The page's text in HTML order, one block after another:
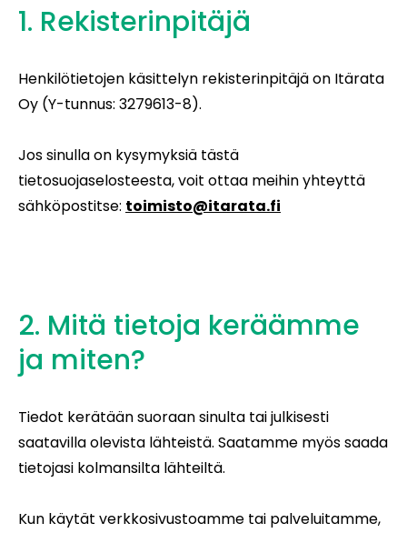
1. Rekisterinpitäjä
Henkilötietojen käsittelyn rekisterinpitäjä on Itärata
Oy (Y-tunnus: 3279613-8).
Jos sinulla on kysymyksiä tästä
tietosuojaselosteesta, voit ottaa meihin yhteyttä
sähköpostitse: toimisto@itarata.fi
2. Mitä tietoja keräämme
ja miten?
Tiedot kerätään suoraan sinulta tai julkisesti
saatavilla olevista lähteistä. Saatamme myös saada
tietojasi kolmansilta lähteiltä.
Kun käytät verkkosivustoamme tai palveluitamme,